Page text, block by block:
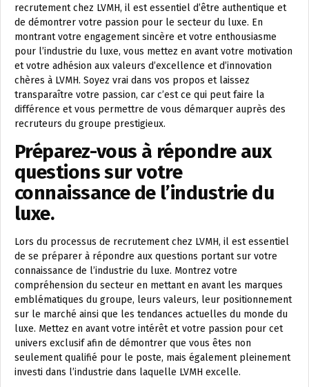
recrutement chez LVMH, il est essentiel d’être authentique et
de démontrer votre passion pour le secteur du luxe. En
montrant votre engagement sincère et votre enthousiasme
pour l’industrie du luxe, vous mettez en avant votre motivation
et votre adhésion aux valeurs d’excellence et d’innovation
chères à LVMH. Soyez vrai dans vos propos et laissez
transparaître votre passion, car c’est ce qui peut faire la
différence et vous permettre de vous démarquer auprès des
recruteurs du groupe prestigieux.
Préparez-vous à répondre aux
questions sur votre
connaissance de l’industrie du
luxe.
Lors du processus de recrutement chez LVMH, il est essentiel
de se préparer à répondre aux questions portant sur votre
connaissance de l’industrie du luxe. Montrez votre
compréhension du secteur en mettant en avant les marques
emblématiques du groupe, leurs valeurs, leur positionnement
sur le marché ainsi que les tendances actuelles du monde du
luxe. Mettez en avant votre intérêt et votre passion pour cet
univers exclusif afin de démontrer que vous êtes non
seulement qualifié pour le poste, mais également pleinement
investi dans l’industrie dans laquelle LVMH excelle.